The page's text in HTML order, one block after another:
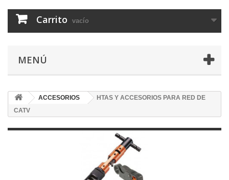
Carrito vacío
MENÚ
ACCESORIOS
HTAS Y ACCESORIOS PARA RED DE
CATV